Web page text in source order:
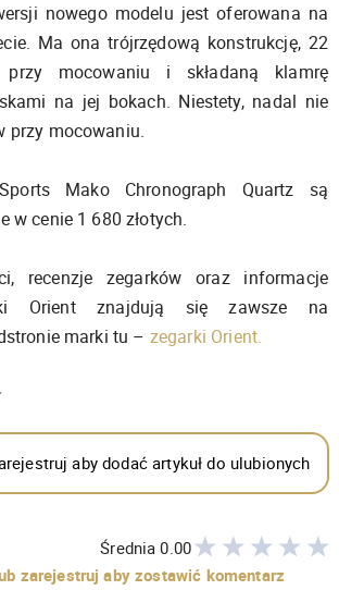
nowego modelu jest oferowana na
Ma ona trójrzędową konstrukcję, 22
mocowaniu i składaną klamrę
na jej bokach. Niestety, nadal nie
przy mocowaniu.
Mako Chronograph Quartz są
w cenie 1 680 złotych.
recenzje zegarków oraz informacje
Orient znajdują się zawsze na
marki tu – zegarki Orient.
aby dodać artykuł do ulubionych
Średnia0.00
zarejestruj aby zostawić komentarz